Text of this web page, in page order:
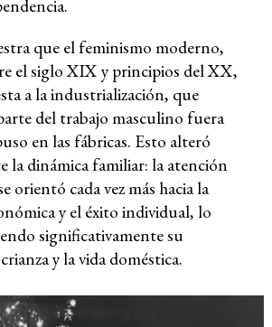
que el feminismo moderno,
el siglo XIX y principios del XX,
a la industrialización, que
del trabajo masculino fuera
en las fábricas. Esto alteró
la dinámica familiar: la atención
orientó cada vez más hacia la
y el éxito individual, lo
significativamente su
y la vida doméstica.